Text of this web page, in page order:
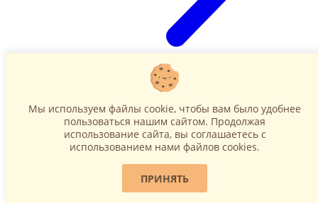
Наружные блоки
Мы используем файлы cookie, чтобы вам было удобнее
пользоваться нашим сайтом. Продолжая
использование сайта, вы соглашаетесь c
использованием нами файлов cookies.
ПРИНЯТЬ